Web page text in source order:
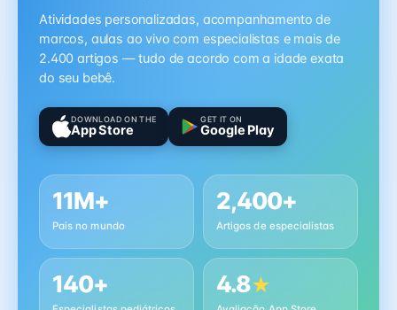
Atividades personalizadas, acompanhamento de
marcos, aulas ao vivo com especialistas e mais de
2.400 artigos — tudo de acordo com a idade exata
do seu bebê.
DOWNLOAD ON THE
App Store
GET IT ON
Google Play
11M+
Pais no mundo
2,400+
Artigos de especialistas
140+ 4.8★